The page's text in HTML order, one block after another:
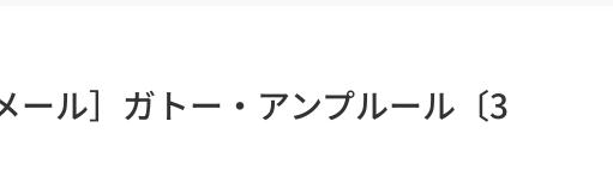
ール］ガトー・アンプルール〔3